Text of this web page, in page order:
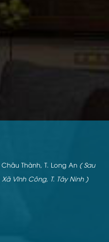
Thành, T. Long An ( Sau
Vĩnh Công, T. Tây Ninh )